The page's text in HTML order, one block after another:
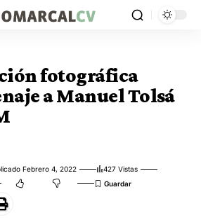
fotográfica
a Manuel Tolsá
Febrero 4, 2022
427 Vistas